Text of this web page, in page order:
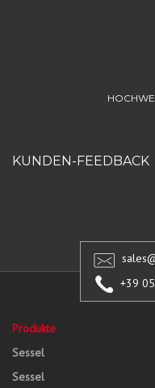
KUNDEN-FEEDBACK
+39
Produkte
Sessel
Sessel